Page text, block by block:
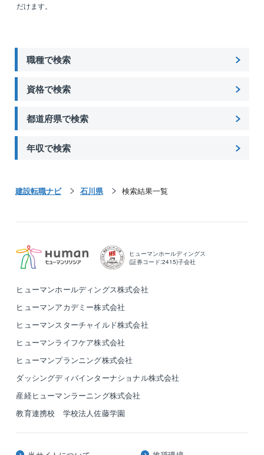
〈同社について〉
などが優良な中小企業を厚生労働大臣が認定するユー
だけます。
職種で検索
資格で検索
都道府県で検索
年収で検索
建設転職ナビ 石川県 検索結果一覧
ヒューマンホールディングス
(証券コード:2415)子会社
ヒューマンホールディングス株式会社
ヒューマンアカデミー株式会社
ヒューマンスターチャイルド株式会社
ヒューマンライフケア株式会社
ヒューマンプランニング株式会社
ダッシングディバインターナショナル株式会社
産経ヒューマンラーニング株式会社
教育連携校 学校法人佐藤学園